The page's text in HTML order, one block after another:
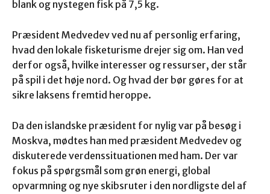
blank og nystegen fisk på 7,5 kg.
Præsident Medvedev ved nu af personlig erfaring,
hvad den lokale fisketurisme drejer sig om. Han ved
derfor også, hvilke interesser og ressurser, der står
på spil i det høje nord. Og hvad der bør gøres for at
sikre laksens fremtid heroppe.
Da den islandske præsident for nylig var på besøg i
Moskva, mødtes han med præsident Medvedev og
diskuterede verdenssituationen med ham. Der var
fokus på spørgsmål som grøn energi, global
opvarmning og nye skibsruter i den nordligste del af